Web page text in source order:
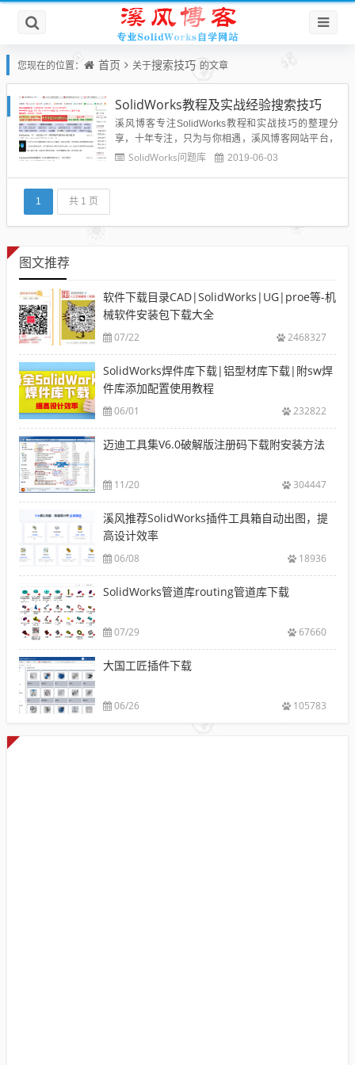
您现在的位置： 首页 关于搜索技巧 的文章
SolidWorks教程及实战经验搜索技巧
溪风博客专注SolidWorks教程和实战技巧的整理分
享，十年专注，只为与你相遇，溪风博客网站平台，
汇集了大量的SolidWorks教程和SolidWorks实战经验
SolidWorks问题库 2019-06-03
1 共 1 页
图文推荐
软件下载目录CAD|SolidWorks|UG|proe等-机
械软件安装包下载大全
07/22 2468327
SolidWorks焊件库下载|铝型材库下载|附sw焊
件库添加配置使用教程
06/01 232822
迈迪工具集V6.0破解版注册码下载附安装方法
11/20 304447
溪风推荐SolidWorks插件工具箱自动出图，提
高设计效率
06/08 18936
SolidWorks管道库routing管道库下载
07/29 67660
大国工匠插件下载
06/26 105783